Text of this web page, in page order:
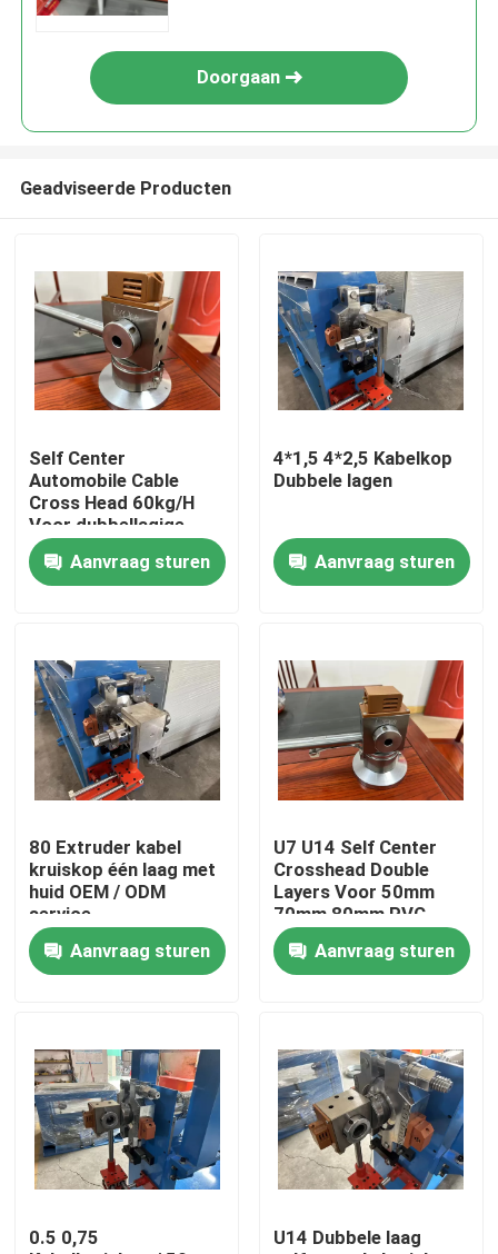
Producten
Video's
Fabriekstocht
Kwaliteitscontrole
Vraag een offerte
Cable Extruder Machine
Draadtrekkers
Doorgaan
Geadviseerde Producten
Self Center
Automobile Cable
Cross Head 60kg/H
Voor dubbellagige
PVC-kabel extruderlijn
Aanvraag sturen
4*1,5 4*2,5 Kabelkop
Dubbele lagen
Aanvraag sturen
80 Extruder kabel
kruiskop één laag met
huid OEM / ODM
service
Aanvraag sturen
U7 U14 Self Center
Crosshead Double
Layers Voor 50mm
70mm 80mm PVC
Cable Extruder Line
Aanvraag sturen
0.5 0,75
U14 Dubbele laag